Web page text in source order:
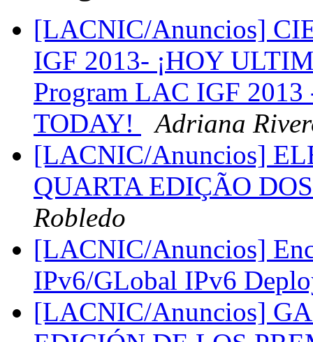
[LACNIC/Anuncios]
IGF 2013- ¡HOY
Program LAC IGF
TODAY!
Adriana
[LACNIC/Anuncios]
QUARTA EDIÇÃO
Robledo
[LACNIC/Anuncios]
IPv6/GLobal IPv6
[LACNIC/Anuncios]